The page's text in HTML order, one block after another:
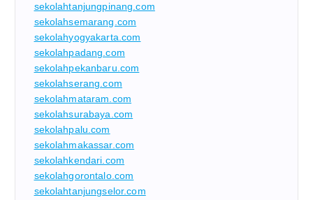
sekolahtanjungpinang.com
sekolahsemarang.com
sekolahyogyakarta.com
sekolahpadang.com
sekolahpekanbaru.com
sekolahserang.com
sekolahmataram.com
sekolahsurabaya.com
sekolahpalu.com
sekolahmakassar.com
sekolahkendari.com
sekolahgorontalo.com
sekolahtanjungselor.com